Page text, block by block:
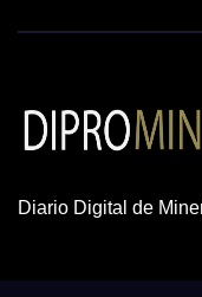
Diario Digital de